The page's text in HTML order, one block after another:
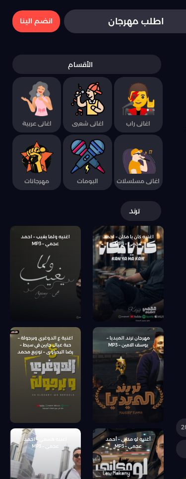
اطلب مهرجان انضم الينا
الأقسام
اغانى راب اغانى شعبى اغانى عربية
اغانى مسلسلات البومات مهرجانات
ترند
اغنيه كان يا مكان – احمد
عجمي – MP3
اغنيه ولما يغيب – احمد
عجمي – MP3
مهرجان ترند الميديا –
يوسف الامين – MP3
اغنية ع الدوغري وبرجولة –
حبة عيال جايين في سيط –
رضا البحراوى – توزيع محمد
حريقة
أغنيه لو مكاني – أحمد
عجمي – MP3
اعنيه هسعي – احمد